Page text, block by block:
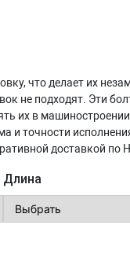
что делает их
не подходят. Эти
их в
и точности
доставкой по
Длина